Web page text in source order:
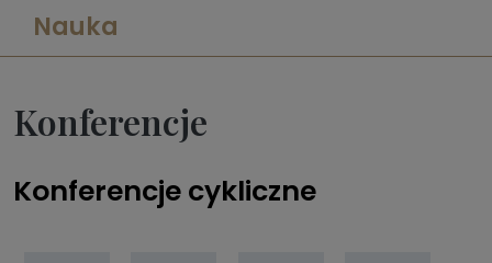
Nauka
Konferencje
Konferencje cykliczne